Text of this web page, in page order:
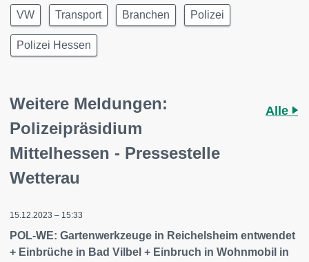
VW Transport Branchen Polizei
Polizei Hessen
Weitere Meldungen:
Polizeipräsidium
Mittelhessen - Pressestelle
Wetterau
Alle
15.12.2023 – 15:33
POL-WE: Gartenwerkzeuge in Reichelsheim entwendet
+ Einbrüche in Bad Vilbel + Einbruch in Wohnmobil in